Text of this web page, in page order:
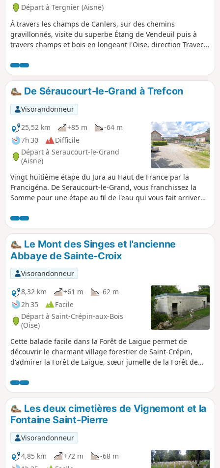
Départ à Tergnier (Aisne)
À travers les champs de Canlers, sur des chemins
gravillonnés, visite du superbe Étang de Vendeuil puis à
travers champs et bois en longeant l'Oise, direction Travecy
champs de Canlers en utilisant un autre parcours qu'à
l'aller.
De Séraucourt-le-Grand à Trefcon
Visorandonneur
25,52 km
+85 m
-64 m
7h 30
Difficile
Départ à Seraucourt-le-Grand
(Aisne)
Vingt huitième étape du Jura au Haut de France par la
Francigéna. De Seraucourt-le-Grand, vous franchissez la
Somme pour une étape au fil de l'eau qui vous fait arriver
de marécages et collines couvertes de champs et bosquets
épars.
Le Mont des Singes et l'ancienne
Abbaye de Sainte-Croix
Visorandonneur
8,32 km
+61 m
-62 m
2h 35
Facile
Départ à Saint-Crépin-aux-Bois
(Oise)
Cette balade facile dans la Forêt de Laigue permet de
découvrir le charmant village forestier de Saint-Crépin,
d'admirer la Forêt de Laigue, sœur jumelle de la Forêt de
voir de jolis points de vue sur les reliefs boisés. Un pique-
nique est conseillé à l'ombre des arbres et face à la vue.
Circuit en boucle.
Les deux cimetières de Vignemont et la
Fontaine Saint-Pierre
Visorandonneur
4,85 km
+72 m
-68 m